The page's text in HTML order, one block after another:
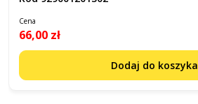
Cena
66,00 zł
Dodaj do koszyka